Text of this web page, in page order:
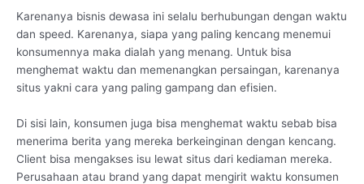
Karenanya bisnis dewasa ini selalu berhubungan dengan waktu
dan speed. Karenanya, siapa yang paling kencang menemui
konsumennya maka dialah yang menang. Untuk bisa
menghemat waktu dan memenangkan persaingan, karenanya
situs yakni cara yang paling gampang dan efisien.
Di sisi lain, konsumen juga bisa menghemat waktu sebab bisa
menerima berita yang mereka berkeinginan dengan kencang.
Client bisa mengakses isu lewat situs dari kediaman mereka.
Perusahaan atau brand yang dapat mengirit waktu konsumen